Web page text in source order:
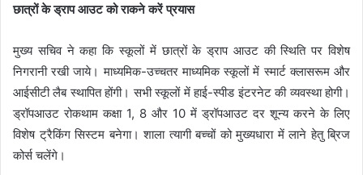
छात्रों के ड्राप आउट को राकने करें प्रयास
मुख्य सचिव ने कहा कि स्कूलों में छात्रों के ड्राप आउट की स्थिति पर विशेष
निगरानी रखी जाये। माध्यमिक-उच्चतर माध्यमिक स्कूलों में स्मार्ट क्लासरूम और
आईसीटी लैब स्थापित होंगी। सभी स्कूलों में हाई-स्पीड इंटरनेट की व्यवस्था होगी।
ड्रॉपआउट रोकथाम कक्षा 1, 8 और 10 में ड्रॉपआउट दर शून्य करने के लिए
विशेष ट्रैकिंग सिस्टम बनेगा। शाला त्यागी बच्चों को मुख्यधारा में लाने हेतु ब्रिज
कोर्स चलेंगे।